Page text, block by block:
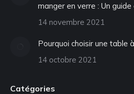
manger en verre : Un
14 novembre 2021
Pourquoi choisir une table
14 octobre 2021
Catégories